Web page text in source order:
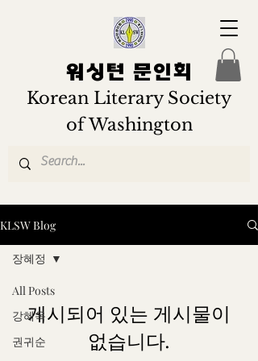
워싱턴 문인회
Korean Literary Society
of Washington
KLSW Blog
All Posts
강혜옥
권귀순
장혜정
게시되어 있는 게시물이
없습니다.